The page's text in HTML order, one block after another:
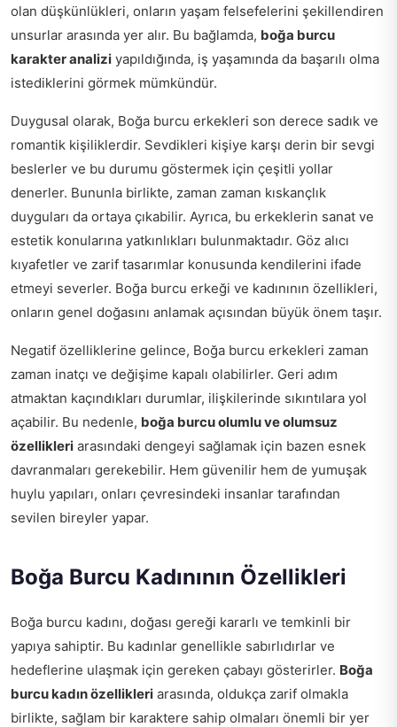
olan düşkünlükleri, onların yaşam felsefelerini şekillendiren
unsurlar arasında yer alır. Bu bağlamda, boğa burcu
karakter analizi yapıldığında, iş yaşamında da başarılı olma
istediklerini görmek mümkündür.
Duygusal olarak, Boğa burcu erkekleri son derece sadık ve
romantik kişiliklerdir. Sevdikleri kişiye karşı derin bir sevgi
beslerler ve bu durumu göstermek için çeşitli yollar
denerler. Bununla birlikte, zaman zaman kıskançlık
duyguları da ortaya çıkabilir. Ayrıca, bu erkeklerin sanat ve
estetik konularına yatkınlıkları bulunmaktadır. Göz alıcı
kıyafetler ve zarif tasarımlar konusunda kendilerini ifade
etmeyi severler. Boğa burcu erkeği ve kadınının özellikleri,
onların genel doğasını anlamak açısından büyük önem taşır.
Negatif özelliklerine gelince, Boğa burcu erkekleri zaman
zaman inatçı ve değişime kapalı olabilirler. Geri adım
atmaktan kaçındıkları durumlar, ilişkilerinde sıkıntılara yol
açabilir. Bu nedenle, boğa burcu olumlu ve olumsuz
özellikleri arasındaki dengeyi sağlamak için bazen esnek
davranmaları gerekebilir. Hem güvenilir hem de yumuşak
huylu yapıları, onları çevresindeki insanlar tarafından
sevilen bireyler yapar.
Boğa Burcu Kadınının Özellikleri
Boğa burcu kadını, doğası gereği kararlı ve temkinli bir
yapıya sahiptir. Bu kadınlar genellikle sabırlıdırlar ve
hedeflerine ulaşmak için gereken çabayı gösterirler. Boğa
burcu kadın özellikleri arasında, oldukça zarif olmakla
birlikte, sağlam bir karaktere sahip olmaları önemli bir yer